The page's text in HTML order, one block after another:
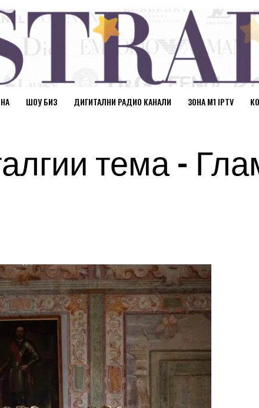
ШОУ БИЗ ДИГИТАЛНИ РАДИО КАНАЛИ ЗОНА М1 IPTV
тема –